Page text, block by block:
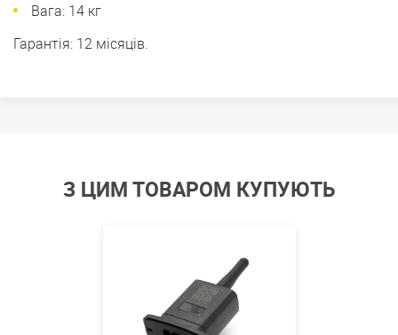
Вага: 14 кг
Гарантія: 12 місяців.
З ЦИМ ТОВАРОМ КУПУЮТЬ